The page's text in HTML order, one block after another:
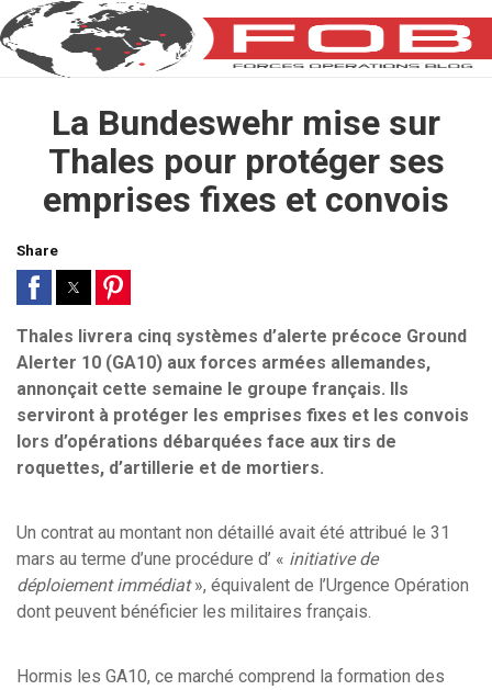
La Bundeswehr mise sur
Thales pour protéger ses
emprises fixes et convois
Share
Thales livrera cinq systèmes d’alerte précoce Ground
Alerter 10 (GA10) aux forces armées allemandes,
annonçait cette semaine le groupe français. Ils
serviront à protéger les emprises fixes et les convois
lors d’opérations débarquées face aux tirs de
roquettes, d’artillerie et de mortiers.
Un contrat au montant non détaillé avait été attribué le 31
mars au terme d’une procédure d’ « initiative de
déploiement immédiat», équivalent de l’Urgence Opération
dont peuvent bénéficier les militaires français.
Hormis les GA10, ce marché comprend la formation des